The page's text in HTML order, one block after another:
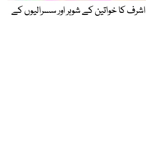
اشرف کا خواتین کے شوہر اور سسرالیوں کے